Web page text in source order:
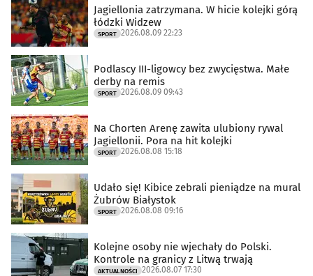
Jagiellonia zatrzymana. W hicie kolejki górą
łódzki Widzew
SPORT 2026.08.09 22:23
Podlascy III-ligowcy bez zwycięstwa. Małe
derby na remis
SPORT 2026.08.09 09:43
Na Chorten Arenę zawita ulubiony rywal
Jagiellonii. Pora na hit kolejki
SPORT 2026.08.08 15:18
Udało się! Kibice zebrali pieniądze na mural
Żubrów Białystok
SPORT 2026.08.08 09:16
Kolejne osoby nie wjechały do Polski.
Kontrole na granicy z Litwą trwają
AKTUALNOŚCI 2026.08.07 17:30